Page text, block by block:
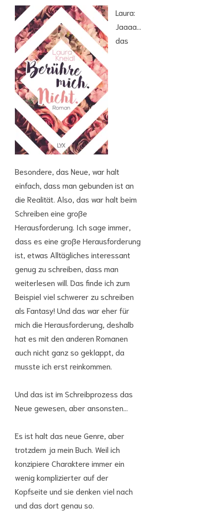
Laura:
Jaaaa…
das
Besondere, das Neue, war halt
einfach, dass man gebunden ist an
die Realität. Also, das war halt beim
Schreiben eine große
Herausforderung. Ich sage immer,
dass es eine große Herausforderung
ist, etwas Alltägliches interessant
genug zu schreiben, dass man
weiterlesen will. Das finde ich zum
Beispiel viel schwerer zu schreiben
als Fantasy! Und das war eher für
mich die Herausforderung, deshalb
hat es mit den anderen Romanen
auch nicht ganz so geklappt, da
musste ich erst reinkommen.
Und das ist im Schreibprozess das
Neue gewesen, aber ansonsten…
Es ist halt das neue Genre, aber
trotzdem ja mein Buch. Weil ich
konzipiere Charaktere immer ein
wenig komplizierter auf der
Kopfseite und sie denken viel nach
und das dort genau so.